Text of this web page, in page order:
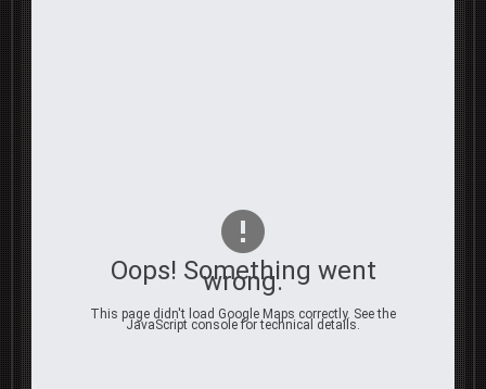
Oops! Something went
wrong.
This page didn't load Google Maps correctly. See the
JavaScript console for technical details.